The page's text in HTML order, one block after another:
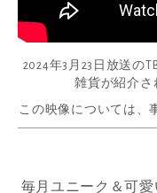
2024年3月23日放送の
雑貨が紹介さ
この映像については、
毎月ユニーク＆可